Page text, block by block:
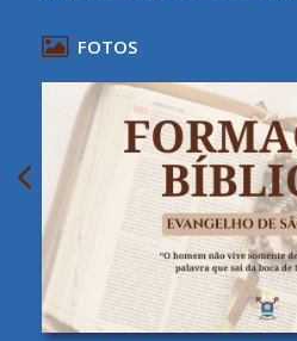
FOTOS